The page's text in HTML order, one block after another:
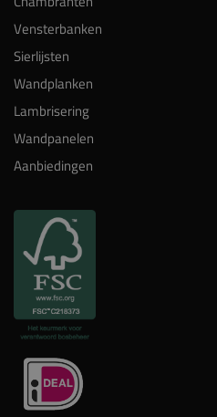
Vensterbanken
Sierlijsten
Wandplanken
Lambrisering
Wandpanelen
Aanbiedingen